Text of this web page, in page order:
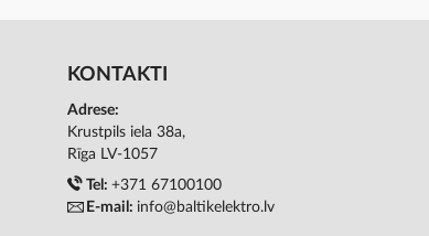
KONTAKTI
Adrese:
Krustpils iela 38a,
Rīga LV-1057
Tel: +371 67100100
E-mail: info@baltikelektro.lv